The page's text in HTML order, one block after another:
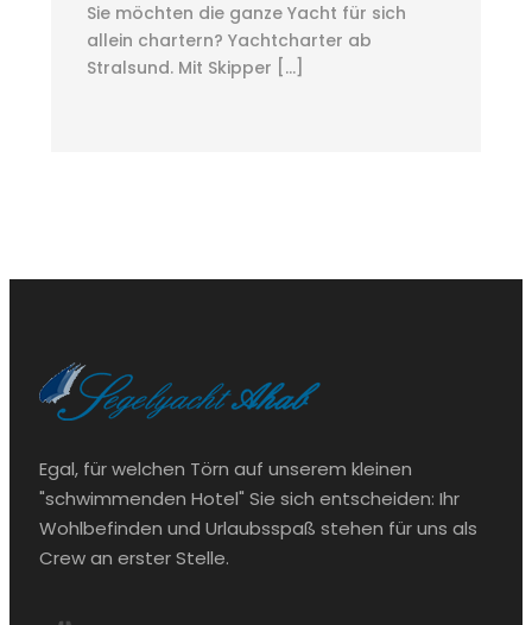
Sie möchten die ganze Yacht für sich
allein chartern? Yachtcharter ab
Stralsund. Mit Skipper […]
Egal, für welchen Törn auf unserem kleinen
"schwimmenden Hotel" Sie sich entscheiden: Ihr
Wohlbefinden und Urlaubsspaß stehen für uns als
Crew an erster Stelle.